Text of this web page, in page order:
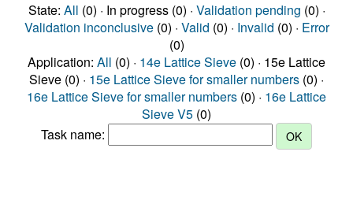
State: All (0) · In progress (0) · Validation pending (0) ·
Validation inconclusive(0) · Valid (0) · Invalid (0) · Error
(0)
Application: All (0) · 14e Lattice Sieve (0) · 15e Lattice
Sieve (0) · 15e Lattice Sieve for smaller numbers (0) ·
16e Lattice Sieve for smaller numbers (0) · 16e Lattice
Sieve V5 (0)
Task name: